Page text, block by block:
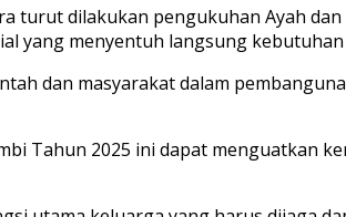
turut dilakukan pengukuhan Ayah
yang menyentuh langsung
dan masyarakat dalam
Tahun 2025 ini dapat menguatkan